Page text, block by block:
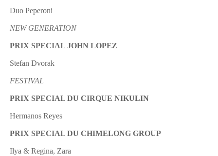
Duo Peperoni
NEW GENERATION
PRIX SPECIAL JOHN LOPEZ
Stefan Dvorak
FESTIVAL
PRIX SPECIAL DU CIRQUE NIKULIN
Hermanos Reyes
PRIX SPECIAL DU CHIMELONG GROUP
Ilya & Regina, Zara